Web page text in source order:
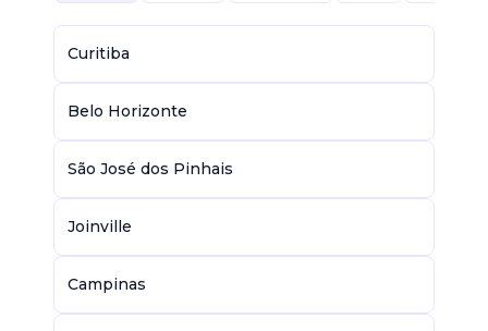
Curitiba
Belo Horizonte
São José dos Pinhais
Joinville
Campinas